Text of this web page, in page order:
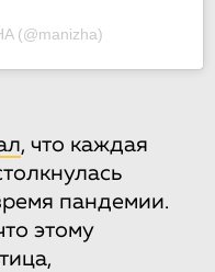
(@manizha)
, что каждая
пандемии.
этому